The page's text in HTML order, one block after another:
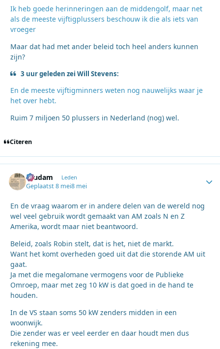
Ik heb goede herinneringen aan de middengolf, maar net
als de meeste vijftigplussers beschouw ik die als iets van
vroeger
Maar dat had met ander beleid toch heel anders kunnen
zijn?
3 uur geleden zei Will Stevens:
En de meeste vijftigminners weten nog nauwelijks waar je
het over hebt.
Ruim 7 miljoen 50 plussers in Nederland (nog) wel.
Citeren
ruudam Leden
Geplaatst8 mei8 mei
En de vraag waarom er in andere delen van de wereld nog
wel veel gebruik wordt gemaakt van AM zoals N en Z
Amerika, wordt maar niet beantwoord.
Beleid, zoals Robin stelt, dat is het, niet de markt.
Want het komt overheden goed uit dat die storende AM uit
gaat.
Ja met die megalomane vermogens voor de Publieke
Omroep, maar met zeg 10 kW is dat goed in de hand te
houden.
In de VS staan soms 50 kW zenders midden in een
woonwijk.
Die zender was er veel eerder en daar houdt men dus
rekening mee.